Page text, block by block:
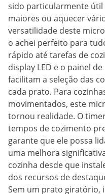
sido particularmente
maiores ou aquecer
versatilidade deste
o achei perfeito para
rápido até tarefas de
display LED e o painel
facilitam a seleção das
cada prato. Para
movimentados, este
tornou realidade. O
tempos de cozimento
garante que ele possa
uma melhora
cozinha desde que
dos recursos de
Sem um prato giratório,